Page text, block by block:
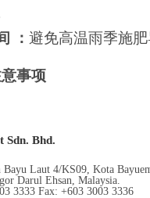
：避免高温雨季施肥
事项
Sdn. Bhd.
Bayu Laut 4/KS09, Kota
Darul Ehsan, Malaysia.
3333 Fax: +603 3003 3336